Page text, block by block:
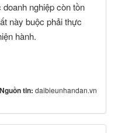
nghiệp còn tồn
này buộc phải thực
hành.
Nguồn tin: daibieunhandan.vn